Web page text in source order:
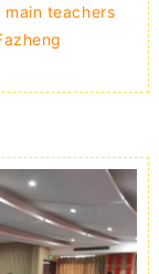
teachers